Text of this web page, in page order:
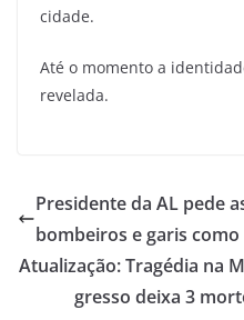
cidade.
Até o momento a
revelada.
Presidente da AL pede
bombeiros e garis
Atualização: Tragédia na
gresso deixa 3